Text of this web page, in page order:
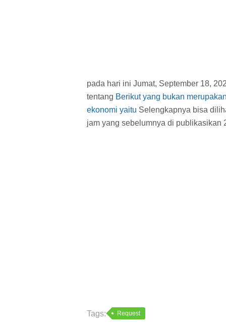
pada hari ini Jumat, September 18,
tentang Berikut yang bukan
ekonomi yaitu Selengkapnya bisa
jam yang sebelumnya di publikasikan
Tags: Request